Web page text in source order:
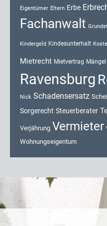
Eigentümer Eltern Erbe
Fachanwalt
Kindergeld Kindesunterhalt
Mietrecht Mietvertrag Mängel
Ravensburg
Nick Schadensersatz
Sorgerecht Steuerberater
Verjährung Vermieter
Wohnungseigentum